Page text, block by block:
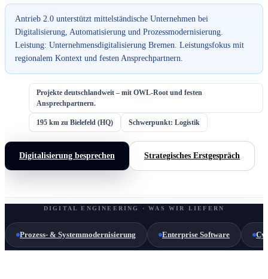
Antrieb 2.0 unterstützt mittelständische Unternehmen bei
Digitalisierung, Automatisierung und Prozessmodernisierung.
Leistung: Unternehmensdigitalisierung Bremen. Leistungsfokus mit
regionalem Kontext und festen Ansprechpartnern.
Projekte deutschlandweit – mit OWL-Root und festen
Ansprechpartnern.
195 km zu Bielefeld (HQ) Schwerpunkt: Logistik
Digitalisierung besprechen Strategisches Erstgespräch
DIGITAL ENGINEERING · WAS WIR LIEFERN
Prozess- & Systemmodernisierung Enterprise Software